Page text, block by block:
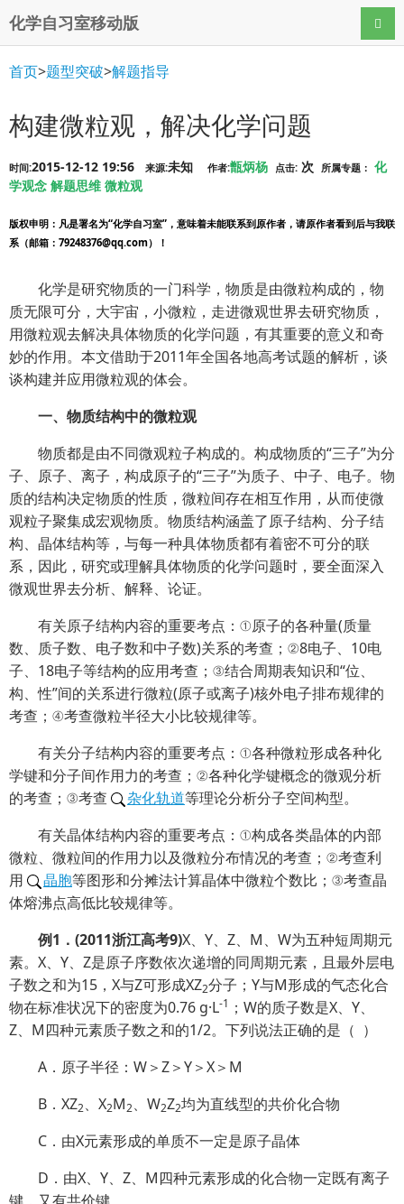
化学自习室移动版 导航
首页>题型突破>解题指导
构建微粒观，解决化学问题
时间:2015-12-12 19:56 来源:未知 作者:甑炳杨 点击: 次 所属专题： 化
学观念 解题思维 微粒观
版权申明 ：凡是署名为“化学自习室”，意味着未能联系到原作者，请原作者看到后与我联
系（邮箱：79248376@qq.com）！
化学是研究物质的一门科学，物质是由微粒构成的，物
质无限可分，大宇宙，小微粒，走进微观世界去研究物质，
用微粒观去解决具体物质的化学问题，有其重要的意义和奇
妙的作用。本文借助于2011年全国各地高考试题的解析，谈
谈构建并应用微粒观的体会。
一、物质结构中的微粒观
物质都是由不同微观粒子构成的。构成物质的“三子”为分
子、原子、离子，构成原子的“三子”为质子、中子、电子。物
质的结构决定物质的性质，微粒间存在相互作用，从而使微
观粒子聚集成宏观物质。物质结构涵盖了原子结构、分子结
构、晶体结构等，与每一种具体物质都有着密不可分的联
系，因此，研究或理解具体物质的化学问题时，要全面深入
微观世界去分析、解释、论证。
有关原子结构内容的重要考点：①原子的各种量(质量
数、质子数、电子数和中子数)关系的考查；②8电子、10电
子、18电子等结构的应用考查；③结合周期表知识和“位、
构、性”间的关系进行微粒(原子或离子)核外电子排布规律的
考查；④考查微粒半径大小比较规律等。
有关分子结构内容的重要考点：①各种微粒形成各种化
学键和分子间作用力的考查；②各种化学键概念的微观分析
的考查；③考查
杂化轨道等理论分析分子空间构型。
有关晶体结构内容的重要考点：①构成各类晶体的内部
微粒、微粒间的作用力以及微粒分布情况的考查；②考查利
用
晶胞等图形和分摊法计算晶体中微粒个数比；③考查晶
体熔沸点高低比较规律等。
例1 ． (2011浙江高考9)X、Y、Z、M、W为五种短周期元
素。X、Y、Z是原子序数依次递增的同周期元素，且最外层电
子数之和为15，X与Z可形成XZ2分子；Y与M形成的气态化合
物在标准状况下的密度为0.76 g·L-1 ；W的质子数是X、Y、
Z、M四种元素质子数之和的1/2。下列说法正确的是（ ）
A．原子半径：W＞Z＞Y＞X＞M
B．XZ2、X2M2、W2Z2均为直线型的共价化合物
C．由X元素形成的单质不一定是原子晶体
D．由X、Y、Z、M四种元素形成的化合物一定既有离子